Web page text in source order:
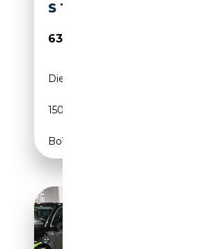
S TRONIC S LINE
63 900€
Diesel
150 CH (110 kW)
Boîte automatique